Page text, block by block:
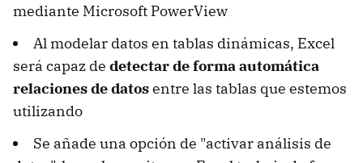
mediante Microsoft PowerView
Al modelar datos en tablas dinámicas, Excel
será capaz de detectar de forma automática
relaciones de datosentre las tablas que estemos
utilizando
Se añade una opción de "activar análisis de